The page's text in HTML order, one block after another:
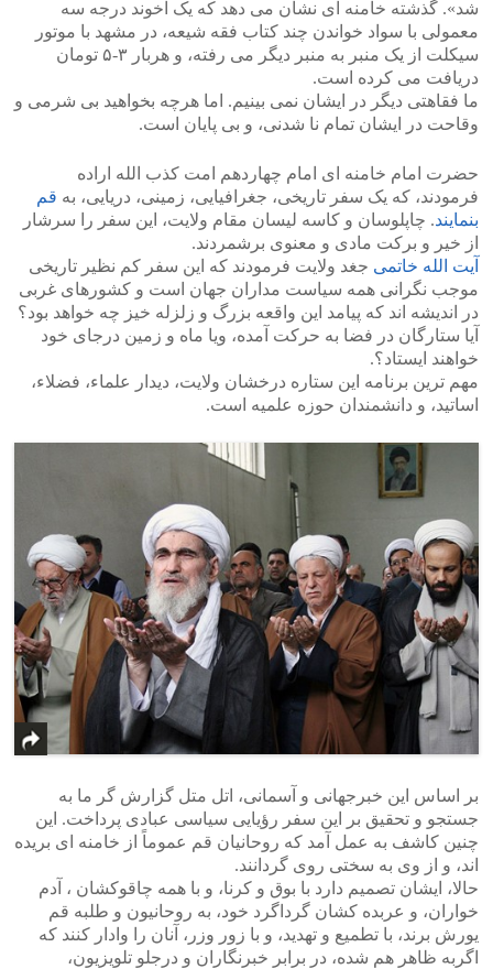
شد». گذشته خامنه ای نشان می دهد که یک آخوند درجه سه
معمولی با سواد خواندن چند کتاب فقه شیعه، در مشهد با موتور
سیکلت از یک منبر به منبر دیگر می رفته، و هربار ۳-۵ تومان
دریافت می کرده است.
ما فقاهتی دیگر در ایشان نمی بینیم. اما هرچه بخواهید بی شرمی و
وقاحت در ایشان تمام نا شدنی، و بی پایان است.
حضرت امام خامنه ای امام چهاردهم امت کذب الله اراده
فرمودند، که یک سفر تاریخی، جغرافیایی، زمینی، دریایی، به قم
بنمایند. چاپلوسان و کاسه لیسان مقام ولایت، این سفر را سرشار
از خیر و برکت مادی و معنوی برشمردند.
آیت الله خاتمی جغد ولایت فرمودند که این سفر کم نظیر تاریخی
موجب نگرانی همه سیاست مداران جهان است و کشورهای غربی
در اندیشه اند که پیامد این واقعه بزرگ و زلزله خیز چه خواهد بود؟
آیا ستارگان در فضا به حرکت آمده، ویا ماه و زمین درجای خود
خواهند ایستاد؟.
مهم ترین برنامه این ستاره درخشان ولایت، دیدار علماء، فضلاء،
اساتید، و دانشمندان حوزه علمیه است.
بر اساس این خبرجهانی و آسمانی، اتل متل گزارش گر ما به
جستجو و تحقیق بر این سفر رؤیایی سیاسی عبادی پرداخت. این
چنین کاشف به عمل آمد که روحانیان قم عموماً از خامنه ای بریده
اند، و از وی به سختی روی گردانند.
حالا، ایشان تصمیم دارد با بوق و کرنا، و با همه چاقوکشان ، آدم
خواران، و عربده کشان گرداگرد خود، به روحانیون و طلبه قم
یورش برند، با تطمیع و تهدید، و با زور وزر، آنان را وادار کنند که
اگربه ظاهر هم شده، در برابر خبرنگاران و درجلو تلویزیون،
<
>